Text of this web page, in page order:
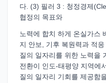
다. (3) 필러 3 : 청정경제
협정의 목표와
노력에 합치 하게 온실가스
지 안보, 기후 복원력과 적
질의 일자리를 위한 노력을
전환이 인도-태평양 지역에
질의 일자리 기회를 제공함